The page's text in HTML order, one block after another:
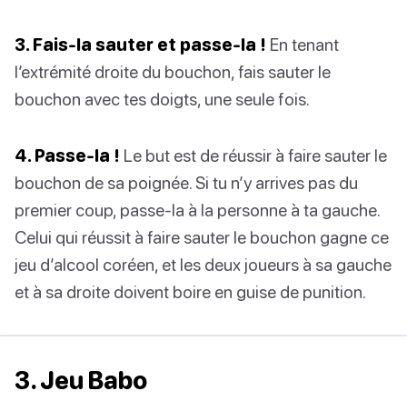
3. Fais-la sauter et passe-la ! En tenant
l’extrémité droite du bouchon, fais sauter le
bouchon avec tes doigts, une seule fois.
4. Passe-la ! Le but est de réussir à faire sauter le
bouchon de sa poignée. Si tu n’y arrives pas du
premier coup, passe-la à la personne à ta gauche.
Celui qui réussit à faire sauter le bouchon gagne ce
jeu d’alcool coréen, et les deux joueurs à sa gauche
et à sa droite doivent boire en guise de punition.
3. Jeu Babo